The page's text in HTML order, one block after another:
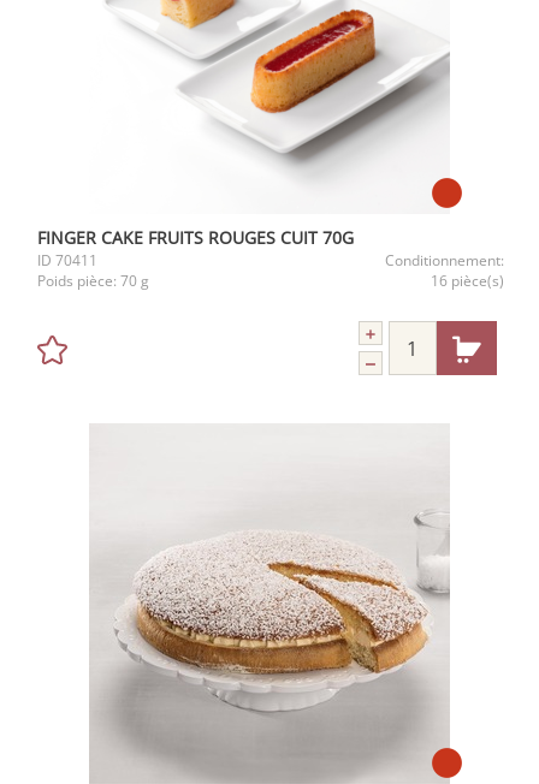
FINGER CAKE FRUITS ROUGES CUIT 70G
ID 70411
Conditionnement:
Poids pièce: 70 g 16 pièce(s)